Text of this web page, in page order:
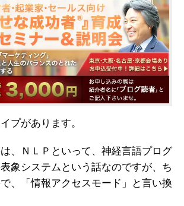
プがあります。
、ＮＬＰといって、神経言語プログ
象システムという話なのですが、ち
、「情報アクセスモード」と言い換